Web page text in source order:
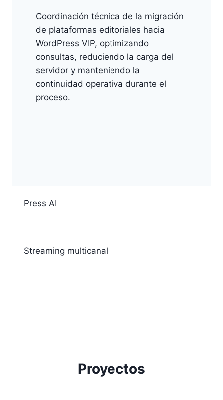
Coordinación técnica de la migración
de plataformas editoriales hacia
WordPress VIP, optimizando
consultas, reduciendo la carga del
servidor y manteniendo la
continuidad operativa durante el
proceso.
Press AI
Streaming multicanal
Proyectos